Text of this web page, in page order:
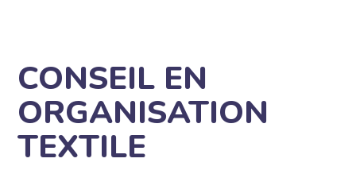
CONSEIL EN
ORGANISATION
TEXTILE